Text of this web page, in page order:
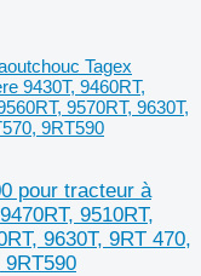
Tagex
9430T, 9460RT,
9570RT, 9630T,
9RT590
pour tracteur à
9510RT,
9630T, 9RT 470,